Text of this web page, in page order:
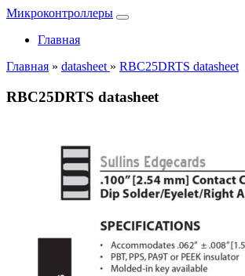
Микроконтроллеры
Главная
Главная » datasheet » RBC25DRTS datasheet
RBC25DRTS datasheet